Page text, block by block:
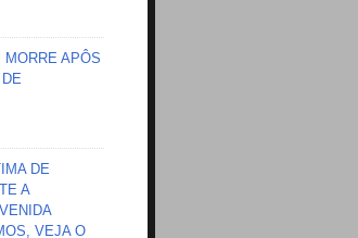
APÔS
DE
A
VEJA O